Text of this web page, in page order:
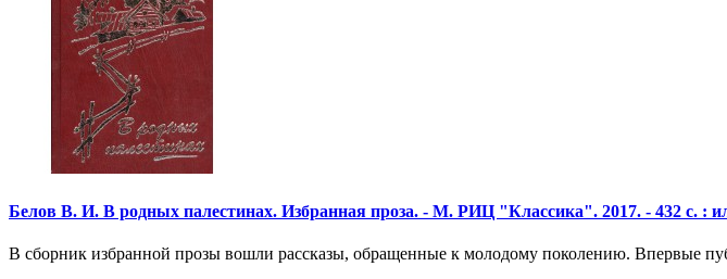
Белов В. И. В родных палестинах. Избранная проза. - М. РИЦ "Классика". 2017. - 432 с. :
В сборник избранной прозы вошли рассказы, обращенные к молодому поколению. Впервые